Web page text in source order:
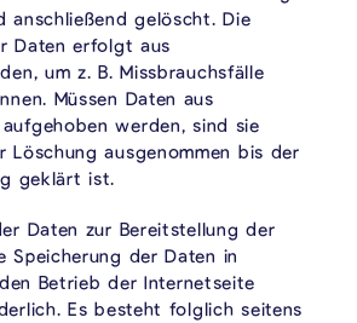
anschließend gelöscht. Die
Daten erfolgt aus
um z. B. Missbrauchsfälle
Müssen Daten aus
werden, sind sie
Löschung ausgenommen bis der
geklärt ist.
Daten zur Bereitstellung der
Speicherung der Daten in
Betrieb der Internetseite
Es besteht folglich seitens